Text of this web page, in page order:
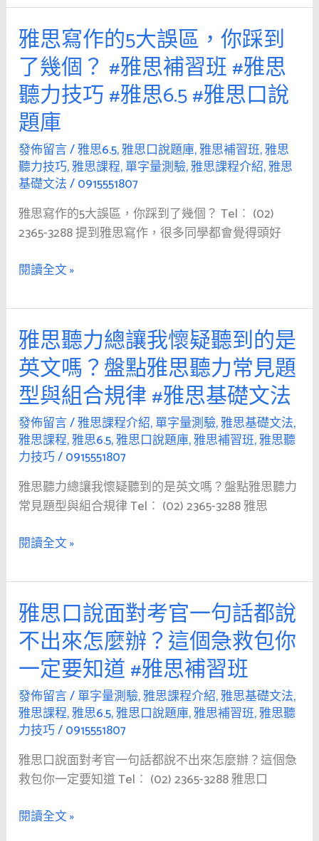
雅
思
口
說
題
庫
#
雅
思
聽
力
技
巧
#
單
測
驗
雅思寫作的5大誤區，你踩到
了幾個？ #雅思補習班 #雅思
聽力技巧 #雅思6.5 #雅思口說
題庫
發佈留言/雅思6.5,雅思口說題庫,雅思補習班,雅思
聽力技巧,雅思課程,單字量測驗,雅思課程介紹,雅思
基礎文法/0915551807
雅思寫作的5大誤區，你踩到了幾個？ Tel︰ (02)
2365-3288 提到雅思寫作，很多同學都會覺得頭好
雅
思
寫
作
的
5
大
誤
區，
你
踩
了
個？
雅
思
補
習
班
#
雅
思
聽
力
技
巧
思
6.5
#
雅
思
口
說
庫
閱讀全文 »
雅思聽力總讓我懷疑聽到的是
英文嗎？盤點雅思聽力常見題
型與組合規律 #雅思基礎文法
發佈留言/雅思課程介紹,單字量測驗,雅思基礎文法,
雅思課程,雅思6.5,雅思口說題庫,雅思補習班,雅思聽
力技巧/0915551807
雅思聽力總讓我懷疑聽到的是英文嗎？盤點雅思聽力
常見題型與組合規律 Tel︰ (02) 2365-3288 雅思
雅
思
聽
力
總
讓
我
疑
聽
的
英
文
嗎？
盤
點
思
聽
力
常
見
型
閱讀全文 »
雅思口說面對考官一句話都說
不出來怎麼辦？這個急救包你
一定要知道 #雅思補習班
發佈留言/單字量測驗,雅思課程介紹,雅思基礎文法,
雅思課程,雅思6.5,雅思口說題庫,雅思補習班,雅思聽
力技巧/0915551807
雅思口說面對考官一句話都說不出來怎麼辦？這個急
救包你一定要知道 Tel︰ (02) 2365-3288 雅思口
雅
思
口
說
面
對
考
一
句
都
閱讀全文 »